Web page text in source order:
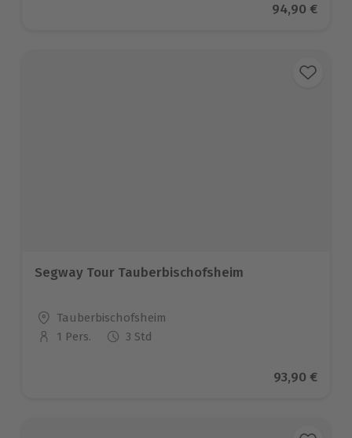
Aktueller
94,90 €
Segway Tour Tauberbischofsheim
Standort
Tauberbischofsheim
Anzahl der Teilnehmer
1 Pers. 3 Std
Aktueller
93,90 €